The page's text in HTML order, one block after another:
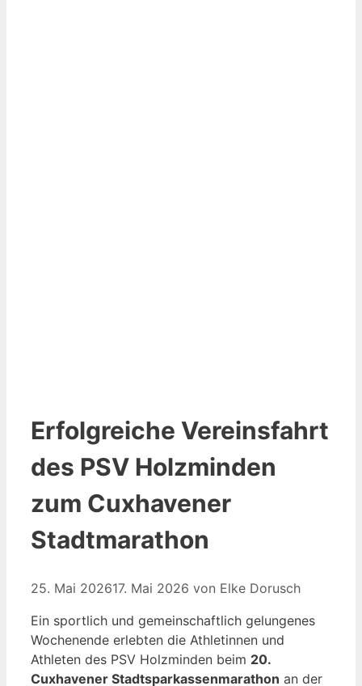
Erfolgreiche Vereinsfahrt
des PSV Holzminden
zum Cuxhavener
Stadtmarathon
25. Mai 202617. Mai 2026 von Elke Dorusch
Ein sportlich und gemeinschaftlich gelungenes
Wochenende erlebten die Athletinnen und
Athleten des PSV Holzminden beim 20.
Cuxhavener Stadtsparkassenmarathon an der